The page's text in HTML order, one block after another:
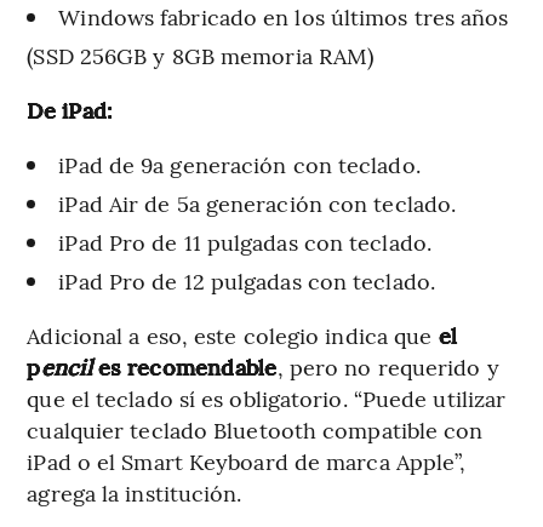
Windows fabricado en los últimos tres años
(SSD 256GB y 8GB memoria RAM)
De iPad:
iPad de 9a generación con teclado.
iPad Air de 5a generación con teclado.
iPad Pro de 11 pulgadas con teclado.
iPad Pro de 12 pulgadas con teclado.
Adicional a eso, este colegio indica que el
penciles recomendable, pero no requerido y
que el teclado sí es obligatorio. “Puede utilizar
cualquier teclado Bluetooth compatible con
iPad o el Smart Keyboard de marca Apple”,
agrega la institución.